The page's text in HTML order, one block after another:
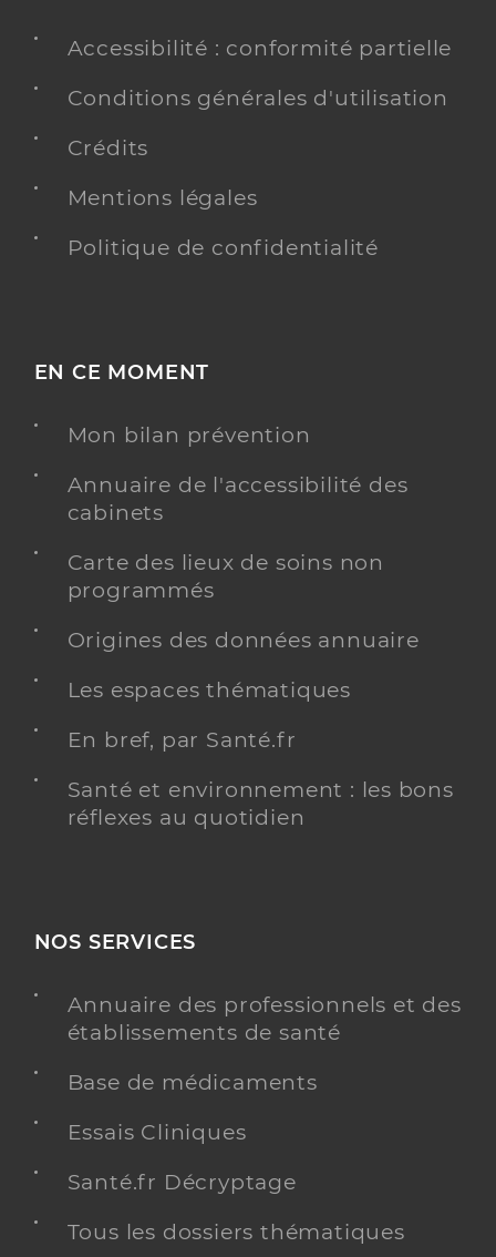
Accessibilité : conformité partielle
Conditions générales d'utilisation
Crédits
Mentions légales
Politique de confidentialité
EN CE MOMENT
Mon bilan prévention
Annuaire de l'accessibilité des
cabinets
Carte des lieux de soins non
programmés
Origines des données annuaire
Les espaces thématiques
En bref, par Santé.fr
Santé et environnement : les bons
réflexes au quotidien
NOS SERVICES
Annuaire des professionnels et des
établissements de santé
Base de médicaments
Essais Cliniques
Santé.fr Décryptage
Tous les dossiers thématiques